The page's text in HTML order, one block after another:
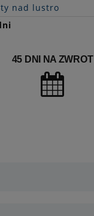
nad lustro
45 DNI NA ZWROT